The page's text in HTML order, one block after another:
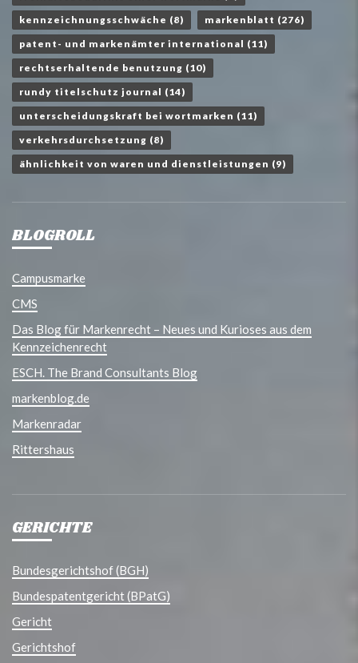
kennzeichnungsschwäche (8) markenblatt (276)
patent- und markenämter international (11)
rechtserhaltende benutzung (10)
rundy titelschutz journal (14)
unterscheidungskraft bei wortmarken (11)
verkehrsdurchsetzung (8)
ähnlichkeit von waren und dienstleistungen (9)
BLOGROLL
Campusmarke
CMS
Das Blog für Markenrecht – Neues und Kurioses aus dem
Kennzeichenrecht
ESCH. The Brand Consultants Blog
markenblog.de
Markenradar
Rittershaus
GERICHTE
Bundesgerichtshof (BGH)
Bundespatentgericht (BPatG)
Gericht
Gerichtshof